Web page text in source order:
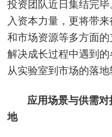
投资团队近日集结完
入资本力量，更将带
和市场资源等多方面
解决成长过程中遇到
从实验室到市场的落地
应用场景与供需
地